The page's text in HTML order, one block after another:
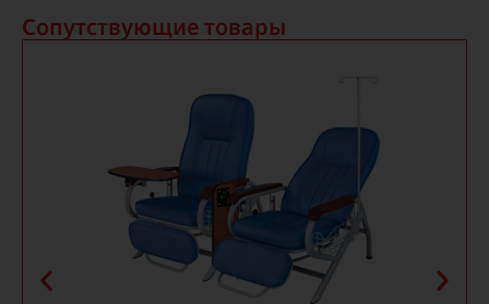
Сопутствующие товары